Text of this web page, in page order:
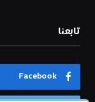
تابعنا
Facebook